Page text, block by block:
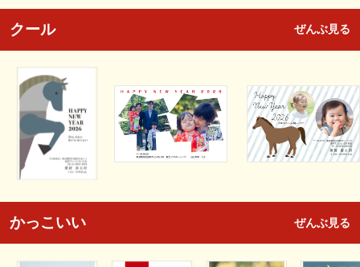
クール ぜんぶ見る
かっこいい ぜんぶ見る